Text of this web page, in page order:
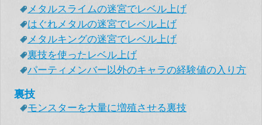
メタルスライムの迷宮でレベル上げ
はぐれメタルの迷宮でレベル上げ
メタルキングの迷宮でレベル上げ
裏技を使ったレベル上げ
パーティメンバー以外のキャラの経験値の入り方
裏技
モンスターを大量に増殖させる裏技